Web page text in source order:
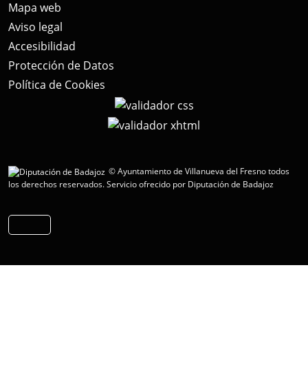
Mapa web
Aviso legal
Accesibilidad
Protección de Datos
Política de Cookies
© Ayuntamiento de Villanueva del Fresno todos
los derechos reservados.Servicio ofrecido por Diputación de Badajoz